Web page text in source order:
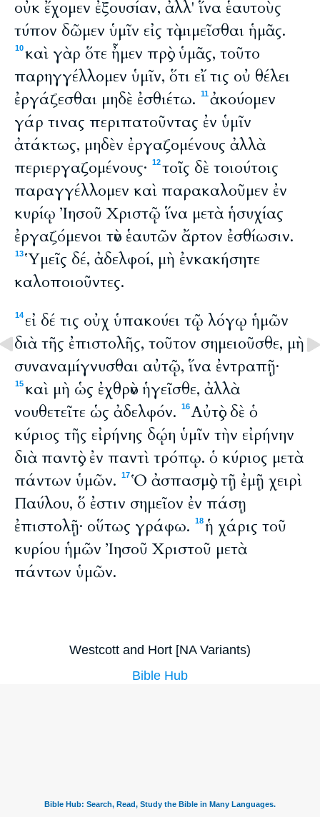
οὐκ ἔχομεν ἐξουσίαν, ἀλλ' ἵνα ἑαυτοὺς
τύπον δῶμεν ὑμῖν εἰς τὸ μιμεῖσθαι ἡμᾶς.
10καὶ γὰρ ὅτε ἦμεν πρὸς ὑμᾶς, τοῦτο
παρηγγέλλομεν ὑμῖν, ὅτι εἴ τις οὐ θέλει
ἐργάζεσθαι μηδὲ ἐσθιέτω.
11ἀκούομεν
γάρ τινας περιπατοῦντας ἐν ὑμῖν
ἀτάκτως, μηδὲν ἐργαζομένους ἀλλὰ
περιεργαζομένους·
12τοῖς δὲ τοιούτοις
παραγγέλλομεν καὶ παρακαλοῦμεν ἐν
κυρίῳ Ἰησοῦ Χριστῷ ἵνα μετὰ ἡσυχίας
ἐργαζόμενοι τὸν ἑαυτῶν ἄρτον ἐσθίωσιν.
13Ὑμεῖς δέ, ἀδελφοί, μὴ ἐνκακήσητε
καλοποιοῦντες.
14 εἰ δέ τις οὐχ ὑπακούει τῷ λόγῳ ἡμῶν
διὰ τῆς ἐπιστολῆς, τοῦτον σημειοῦσθε, μὴ
συναναμίγνυσθαι αὐτῷ, ἵνα ἐντραπῇ·
15καὶ μὴ ὡς ἐχθρὸν ἡγεῖσθε, ἀλλὰ
νουθετεῖτε ὡς ἀδελφόν.
16Αὐτὸς δὲ ὁ
κύριος τῆς εἰρήνης δῴη ὑμῖν τὴν εἰρήνην
διὰ παντὸς ἐν παντὶ τρόπῳ. ὁ κύριος μετὰ
πάντων ὑμῶν.
17Ὁ ἀσπασμὸς τῇ ἐμῇ χειρὶ
Παύλου, ὅ ἐστιν σημεῖον ἐν πάσῃ
ἐπιστολῇ· οὕτως γράφω.
18ἡ χάρις τοῦ
κυρίου ἡμῶν Ἰησοῦ Χριστοῦ μετὰ
πάντων ὑμῶν.
Westcott and Hort [NA Variants)
Bible Hub